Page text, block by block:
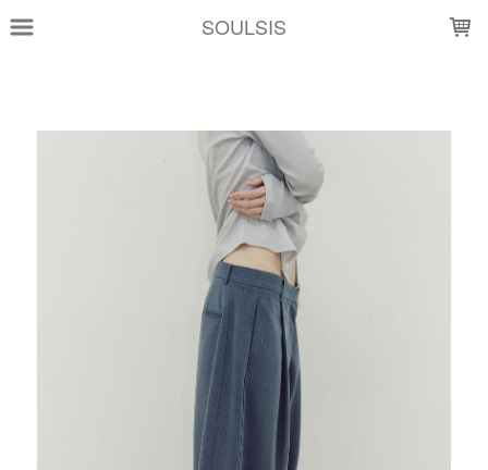
SOULSIS